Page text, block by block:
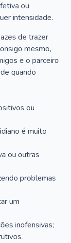
ou
intensidade.
de trazer
mesmo,
e o parceiro
quando
ou
é muito
ou outras
problemas
um
inofensivas;